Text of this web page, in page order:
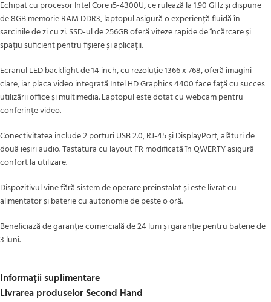
Echipat cu procesor Intel Core i5-4300U, ce rulează la 1.90 GHz și dispune
de 8GB memorie RAM DDR3, laptopul asigură o experiență fluidă în
sarcinile de zi cu zi. SSD-ul de 256GB oferă viteze rapide de încărcare și
spațiu suficient pentru fișiere și aplicații.
Ecranul LED backlight de 14 inch, cu rezoluție 1366 x 768, oferă imagini
clare, iar placa video integrată Intel HD Graphics 4400 face față cu succes
utilizării office și multimedia. Laptopul este dotat cu webcam pentru
conferințe video.
Conectivitatea include 2 porturi USB 2.0, RJ-45 și DisplayPort, alături de
două ieșiri audio. Tastatura cu layout FR modificată în QWERTY asigură
confort la utilizare.
Dispozitivul vine fără sistem de operare preinstalat și este livrat cu
alimentator și baterie cu autonomie de peste o oră.
Beneficiază de garanție comercială de 24 luni și garanție pentru baterie de
3 luni.
Informații suplimentare
Livrarea produselor Second Hand